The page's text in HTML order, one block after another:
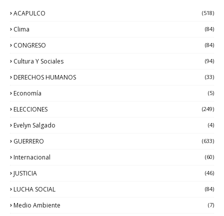
ACAPULCO (518)
Clima (84)
CONGRESO (84)
Cultura Y Sociales (94)
DERECHOS HUMANOS (33)
Economía (5)
ELECCIONES (249)
Evelyn Salgado (4)
GUERRERO (633)
Internacional (60)
JUSTICIA (46)
LUCHA SOCIAL (84)
Medio Ambiente (7)